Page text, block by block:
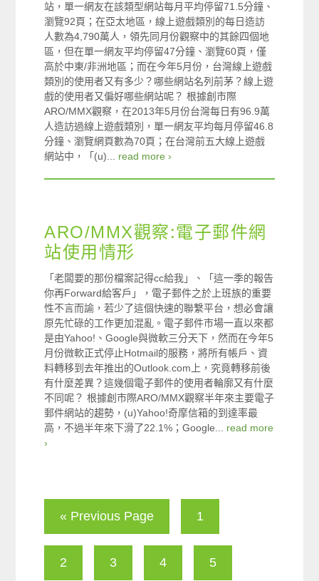
站，單一網友在該類型網站每月平均停留71.5分鐘、
瀏覽92頁；在亞太地區，線上遊戲類別的每日造訪
人數為4,790萬人，領先同月份觀察中的其餘四個地
區，但在單一網友平均停留47分鐘、瀏覽60頁，僅
高於中東/非洲地區；而在今年5月份，台灣線上遊戲
類別的使用者又有多少？哪些網站名列前茅？線上遊
戲的使用者又偏好哪些網站呢？ 根據創市際
ARO/MMX觀察，在2013年5月份台灣每日有96.9萬
人造訪過線上遊戲類別，單一網友平均每月停留46.8
分鐘、瀏覽網頁數為70頁；在台灣前五大線上遊戲
網站中，「(u)... read more ›
ARO/MMX觀察:電子郵件網
站使用情形
「老闆要的那份檔案記得cc給我」、「這一季的報告
你再Forward給客戶」，電子郵件之於上班族的重要
性不言而諭，若少了這個快速的聯繫平台，想必會讓
原先忙碌的工作更加混亂。電子郵件市場一直以來都
是由Yahoo!、Google與微軟三分天下，然而在今年5
月份微軟正式停止Hotmail的服務，將所有帳戶、資
料轉移到去年推出的Outlook.com上，究竟轉移前後
有什麼差異？這幾個電子郵件的使用者輪廓又有什麼
不同呢？ 根據創市際ARO/MMX觀察半年來主要電子
郵件網站的趨勢，(u)Yahoo!奇摩信箱的到達率最
高，不過半年來下滑了22.1%；Google... read more
›
« Previous Page 1
2 3 4 5